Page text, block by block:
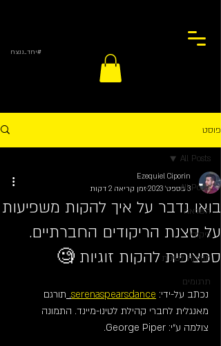
#יחד_ננצח
פוסט
All Posts
השראה
ריקודי
מוזיקה לטינית
תרגומים
All Posts
בואו נדבר על איך להקות משפיעות
על סצנת הריקודים החברתיים.
ספציפית להקות זוגיות 🧐
Ezequiel Ciporin
3 בספט׳ 2023
זמן קריאה 2 דקות
נכתב על-ידי: serenaspearsdance
. תורגם
מאנגלית לחברי קהילת לטינו-מיינד. התמונה
צולמה ע״י: George Piper.